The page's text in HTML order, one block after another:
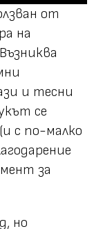
от
на
и тесни
се
с по-малко
за
но